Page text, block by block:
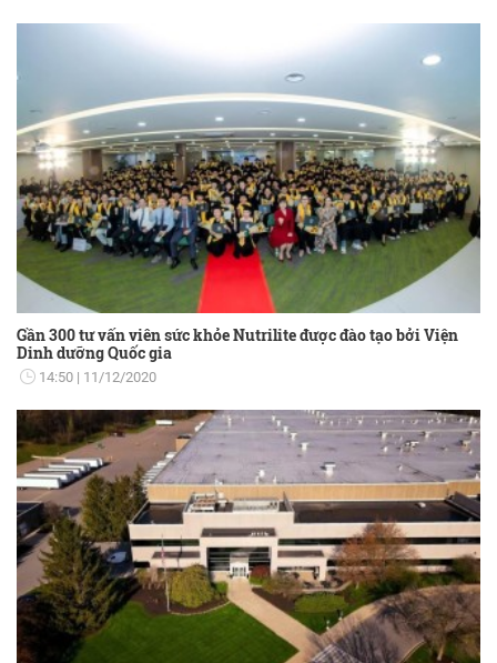
Gần 300 tư vấn viên sức khỏe Nutrilite được đào tạo bởi Viện
Dinh dưỡng Quốc gia
14:50 11/12/2020